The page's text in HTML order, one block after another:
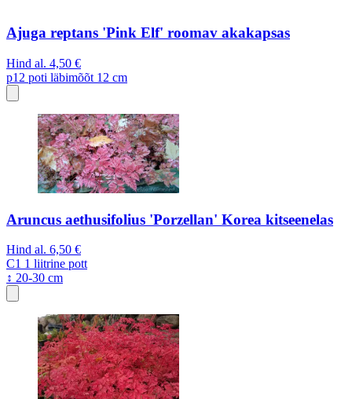
Ajuga reptans 'Pink Elf' roomav akakapsas
Hind al. 4,50 €
p12 poti läbimõõt 12 cm
Aruncus aethusifolius 'Porzellan' Korea kitseenelas
Hind al. 6,50 €
C1 1 liitrine pott
↕ 20-30 cm